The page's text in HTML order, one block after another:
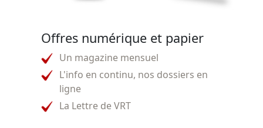
Offres numérique et papier
Un magazine mensuel
L'info en continu, nos dossiers en
ligne
La Lettre de VRT